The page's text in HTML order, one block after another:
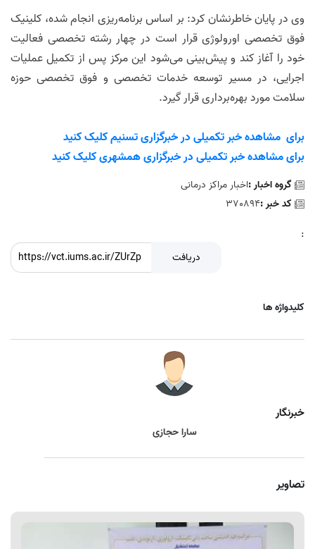
وی در پایان خاطرنشان کرد: بر اساس برنامه‌ریزی انجام شده، کلینیک
فوق تخصصی اورولوژی قرار است در چهار رشته تخصصی فعالیت
خود را آغاز کند و پیش‌بینی می‌شود این مرکز پس از تکمیل عملیات
اجرایی، در مسیر توسعه خدمات تخصصی و فوق تخصصی حوزه
سلامت مورد بهره‌برداری قرار گیرد.
برای مشاهده خبر تکمیلی در خبرگزاری تسنیم کلیک کنید
برای مشاهده خبر تکمیلی در خبرگزاری همشهری کلیک کنید
گروه اخبار :اخبار مراکز درمانی
کد خبر :370894
:
دریافت
کلیدواژه ها
خبرنگار
سارا حجازی
تصاویر